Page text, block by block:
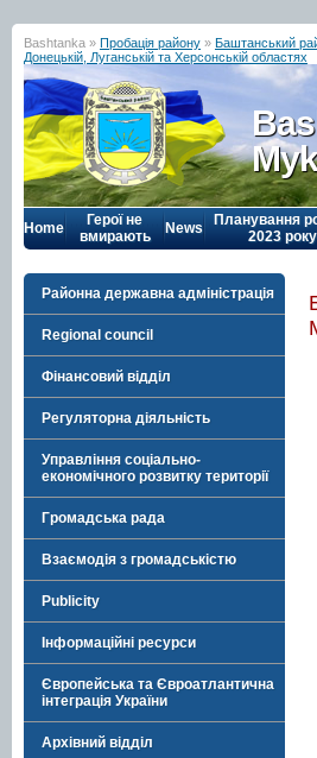
Bashtanka » Пробація району » Баштанський
Донецькій, Луганській та Херсонській областях
Home
Герої не
вмирають
News
Планування
2023 року
Районна державна адміністрація
Regional council
Фінансовий відділ
Регуляторна діяльність
Управління соціально-
економічного розвитку території
Громадська рада
Взаємодія з громадськістю
Publicity
Інформаційні ресурси
Європейська та Євроатлантична
інтеграція України
Архівний відділ